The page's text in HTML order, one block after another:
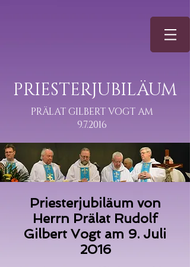
PRIESTERJUBILÄUM
PRÄLAT GILBERT VOGT AM
9.7.2016
Priesterjubiläum von
Herrn Prälat Rudolf
Gilbert Vogt am 9. Juli
2016